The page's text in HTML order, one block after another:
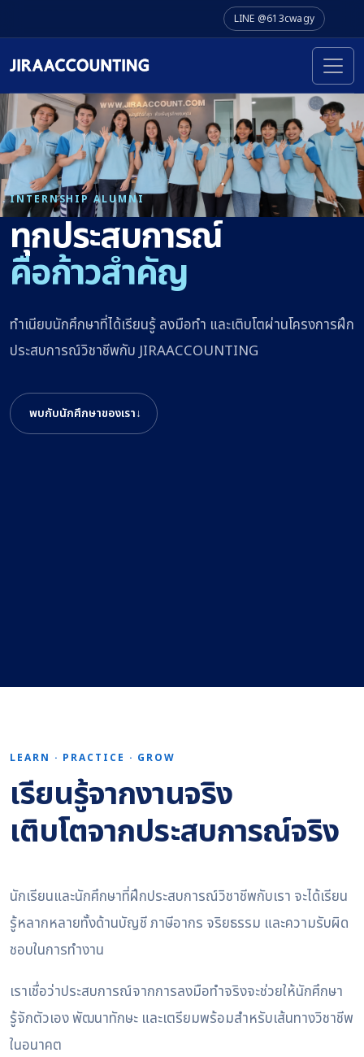
LINE @613cwagy
INTERNSHIP ALUMNI
ทุกประสบการณ์
คือก้าวสำคัญ
ทำเนียบนักศึกษาที่ได้เรียนรู้ ลงมือทำ และเติบโตผ่านโครงการฝึก
ประสบการณ์วิชาชีพกับ JIRAACCOUNTING
พบกับนักศึกษาของเรา↓
LEARN · PRACTICE · GROW
เรียนรู้จากงานจริง
เติบโตจากประสบการณ์จริง
นักเรียนและนักศึกษาที่ฝึกประสบการณ์วิชาชีพกับเรา จะได้เรียน
รู้หลากหลายทั้งด้านบัญชี ภาษีอากร จริยธรรม และความรับผิด
ชอบในการทำงาน
เราเชื่อว่าประสบการณ์จากการลงมือทำจริงจะช่วยให้นักศึกษา
รู้จักตัวเอง พัฒนาทักษะ และเตรียมพร้อมสำหรับเส้นทางวิชาชีพ
ในอนาคต